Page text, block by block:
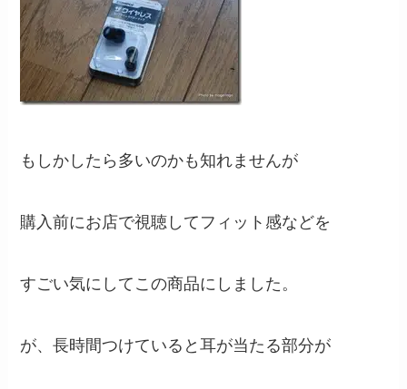
もしかしたら多いのかも知れませんが
購入前にお店で視聴してフィット感などを
すごい気にしてこの商品にしました。
が、長時間つけていると耳が当たる部分が